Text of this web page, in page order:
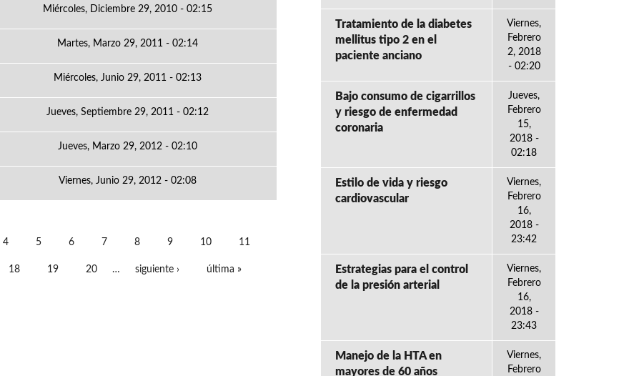
Miércoles, Diciembre 29, 2010 - 02:15
Martes, Marzo 29, 2011 - 02:14
Miércoles, Junio 29, 2011 - 02:13
Jueves, Septiembre 29, 2011 - 02:12
Jueves, Marzo 29, 2012 - 02:10
Viernes, Junio 29, 2012 - 02:08
4 5 6 7 8 9 10 11
18 19 20 … siguiente › última »
Tratamiento de la diabetes
mellitus tipo 2 en el
paciente anciano
Viernes,
Febrero
2, 2018
- 02:20
Bajo consumo de cigarrillos
y riesgo de enfermedad
coronaria
Jueves,
Febrero
15,
2018 -
02:18
Estilo de vida y riesgo
cardiovascular
Viernes,
Febrero
16,
2018 -
23:42
Estrategias para el control
de la presión arterial
Viernes,
Febrero
16,
2018 -
23:43
Manejo de la HTA en
mayores de 60 años
Viernes,
Febrero